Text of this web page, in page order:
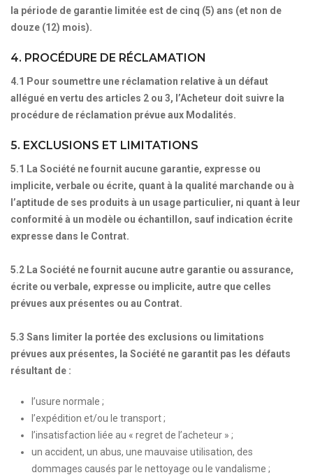
la période de garantie limitée est de cinq (5) ans (et non de
douze (12) mois).
4. PROCÉDURE DE RÉCLAMATION
4.1 Pour soumettre une réclamation relative à un défaut
allégué en vertu des articles 2 ou 3, l’Acheteur doit suivre la
procédure de réclamation prévue aux Modalités.
5. EXCLUSIONS ET LIMITATIONS
5.1 La Société ne fournit aucune garantie, expresse ou
implicite, verbale ou écrite, quant à la qualité marchande ou à
l’aptitude de ses produits à un usage particulier, ni quant à leur
conformité à un modèle ou échantillon, sauf indication écrite
expresse dans le Contrat.
5.2 La Société ne fournit aucune autre garantie ou assurance,
écrite ou verbale, expresse ou implicite, autre que celles
prévues aux présentes ou au Contrat.
5.3 Sans limiter la portée des exclusions ou limitations
prévues aux présentes, la Société ne garantit pas les défauts
résultant de :
l’usure normale ;
l’expédition et/ou le transport ;
l’insatisfaction liée au « regret de l’acheteur » ;
un accident, un abus, une mauvaise utilisation, des
dommages causés par le nettoyage ou le vandalisme ;